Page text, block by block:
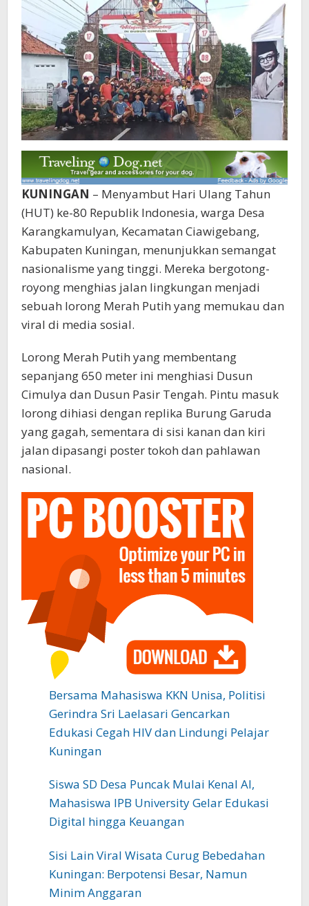
KUNINGAN – Menyambut Hari Ulang Tahun
(HUT) ke-80 Republik Indonesia, warga Desa
Karangkamulyan, Kecamatan Ciawigebang,
Kabupaten Kuningan, menunjukkan semangat
nasionalisme yang tinggi. Mereka bergotong-
royong menghias jalan lingkungan menjadi
sebuah lorong Merah Putih yang memukau dan
viral di media sosial.
Lorong Merah Putih yang membentang
sepanjang 650 meter ini menghiasi Dusun
Cimulya dan Dusun Pasir Tengah. Pintu masuk
lorong dihiasi dengan replika Burung Garuda
yang gagah, sementara di sisi kanan dan kiri
jalan dipasangi poster tokoh dan pahlawan
nasional.
Bersama Mahasiswa KKN Unisa, Politisi
Gerindra Sri Laelasari Gencarkan
Edukasi Cegah HIV dan Lindungi Pelajar
Kuningan
Siswa SD Desa Puncak Mulai Kenal AI,
Mahasiswa IPB University Gelar Edukasi
Digital hingga Keuangan
Sisi Lain Viral Wisata Curug Bebedahan
Kuningan: Berpotensi Besar, Namun
Minim Anggaran